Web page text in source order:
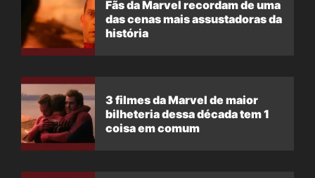
Fãs da Marvel recordam de uma
das cenas mais assustadoras da
história
3 filmes da Marvel de maior
bilheteria dessa década tem 1
coisa em comum